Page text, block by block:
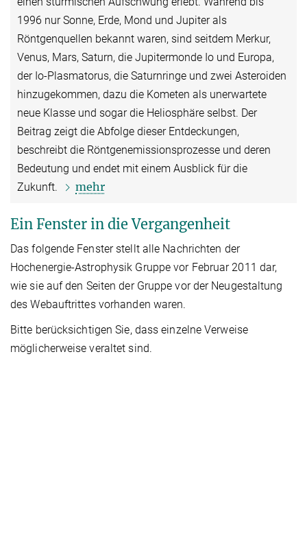
1996 nur Sonne, Erde, Mond und Jupiter als
Röntgenquellen bekannt waren, sind seitdem Merkur,
Venus, Mars, Saturn, die Jupitermonde Io und Europa,
der Io-Plasmatorus, die Saturnringe und zwei Asteroiden
hinzugekommen, dazu die Kometen als unerwartete
neue Klasse und sogar die Heliosphäre selbst. Der
Beitrag zeigt die Abfolge dieser Entdeckungen,
beschreibt die Röntgenemissionsprozesse und deren
Bedeutung und endet mit einem Ausblick für die
Zukunft.
mehr
Ein Fenster in die Vergangenheit
Das folgende Fenster stellt alle Nachrichten der
Hochenergie-Astrophysik Gruppe vor Februar 2011 dar,
wie sie auf den Seiten der Gruppe vor der Neugestaltung
des Webauftrittes vorhanden waren.
Bitte berücksichtigen Sie, dass einzelne Verweise
möglicherweise veraltet sind.